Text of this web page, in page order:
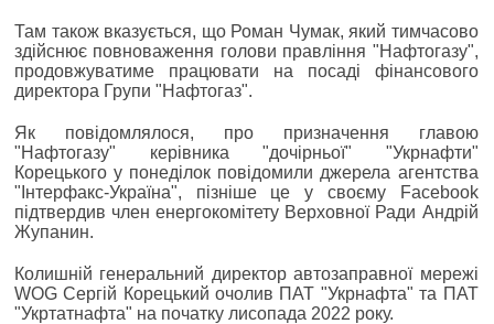
Там також вказується, що Роман Чумак, який тимчасово
здійснює повноваження голови правління "Нафтогазу",
продовжуватиме працювати на посаді фінансового
директора Групи "Нафтогаз".
Як повідомлялося, про призначення главою
"Нафтогазу" керівника "дочірньої" "Укрнафти"
Корецького у понеділок повідомили джерела агентства
"Інтерфакс-Україна", пізніше це у своєму Facebook
підтвердив член енергокомітету Верховної Ради Андрій
Жупанин.
Колишній генеральний директор автозаправної мережі
WOG Сергій Корецький очолив ПАТ "Укрнафта" та ПАТ
"Укртатнафта" на початку лисопада 2022 року.